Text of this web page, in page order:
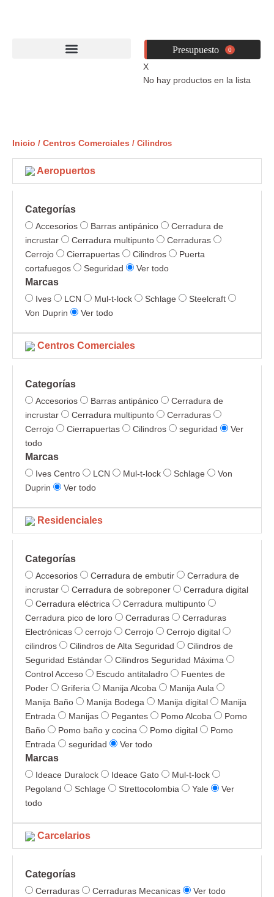
0
X
No hay productos en la lista
Inicio / Centros Comerciales / Cilindros
Aeropuertos
Categorías
Accesorios Barras antipánico
Cerradura de
incrustar
Cerradura multipunto
Cerraduras
Cerrojo
Cierrapuertas Cilindros
Puerta
cortafuegos
Seguridad Ver todo
Marcas
Ives LCN Mul-t-lock Schlage
Steelcraft
Von Duprin
Ver todo
Centros Comerciales
Categorías
Accesorios Barras antipánico
Cerradura de
incrustar
Cerradura multipunto
Cerraduras
Cerrojo
Cierrapuertas Cilindros seguridad
Ver
todo
Marcas
Ives Centro LCN Mul-t-lock Schlage
Von
Duprin
Ver todo
Residenciales
Categorías
Accesorios Cerradura de embutir
Cerradura de
incrustar
Cerradura de sobreponer
Cerradura digital
Cerradura eléctrica
Cerradura multipunto
Cerradura pico de loro
Cerraduras
Cerraduras
Electrónicas
cerrojo Cerrojo
Cerrojo digital
cilindros
Cilindros de Alta Seguridad
Cilindros de
Seguridad Estándar
Cilindros Seguridad Máxima
Control Acceso
Escudo antitaladro
Fuentes de
Poder
Griferia Manija Alcoba
Manija Aula
Manija Baño
Manija Bodega Manija digital
Manija
Entrada
Manijas Pegantes Pomo Alcoba
Pomo
Baño
Pomo baño y cocina Pomo digital
Pomo
Entrada
seguridad Ver todo
Marcas
Ideace Duralock Ideace Gato
Mul-t-lock
Pegoland
Schlage Strettocolombia Yale
Ver
todo
Carcelarios
Categorías
Cerraduras Cerraduras Mecanicas Ver todo